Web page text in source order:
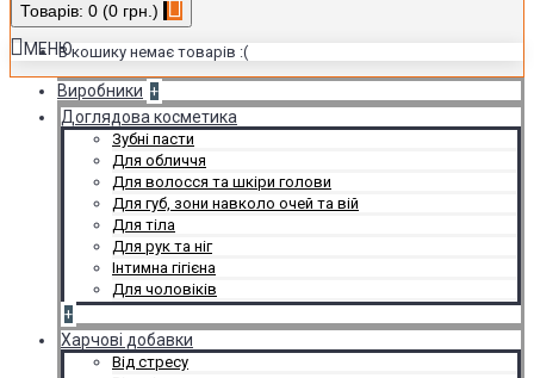
Товарів: 0 (0 грн.)
В кошику немає товарів :(
МЕНЮ
Виробники +
Доглядова косметика
Зубні пасти
Для обличчя
Для волосся та шкіри голови
Для губ, зони навколо очей та вій
Для тіла
Для рук та ніг
Інтимна гігієна
Для чоловіків
+
Харчові добавки
Від стресу